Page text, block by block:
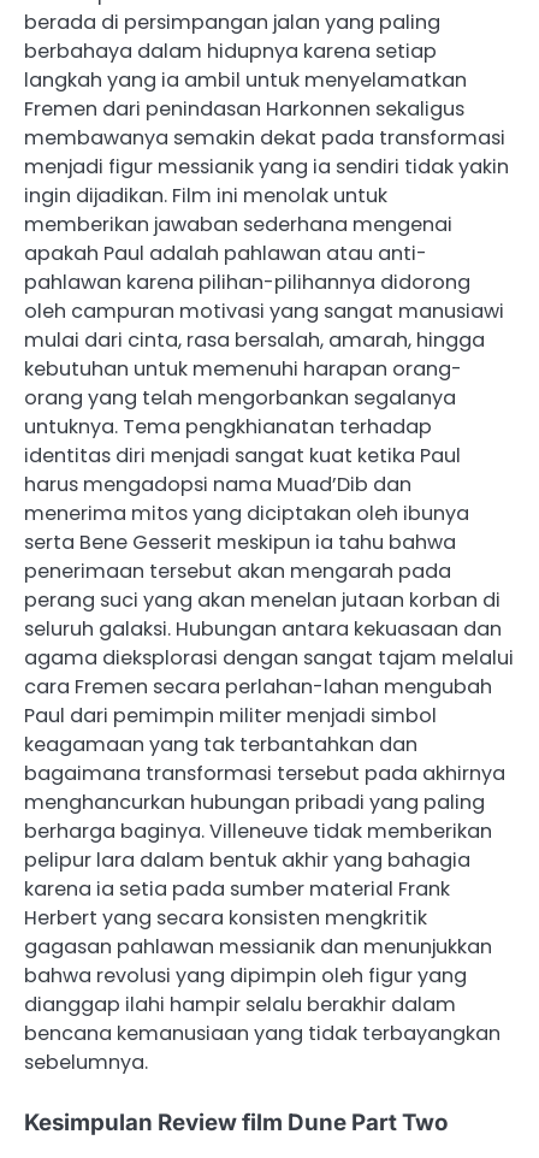
berada di persimpangan jalan yang paling
berbahaya dalam hidupnya karena setiap
langkah yang ia ambil untuk menyelamatkan
Fremen dari penindasan Harkonnen sekaligus
membawanya semakin dekat pada transformasi
menjadi figur messianik yang ia sendiri tidak yakin
ingin dijadikan. Film ini menolak untuk
memberikan jawaban sederhana mengenai
apakah Paul adalah pahlawan atau anti-
pahlawan karena pilihan-pilihannya didorong
oleh campuran motivasi yang sangat manusiawi
mulai dari cinta, rasa bersalah, amarah, hingga
kebutuhan untuk memenuhi harapan orang-
orang yang telah mengorbankan segalanya
untuknya. Tema pengkhianatan terhadap
identitas diri menjadi sangat kuat ketika Paul
harus mengadopsi nama Muad’Dib dan
menerima mitos yang diciptakan oleh ibunya
serta Bene Gesserit meskipun ia tahu bahwa
penerimaan tersebut akan mengarah pada
perang suci yang akan menelan jutaan korban di
seluruh galaksi. Hubungan antara kekuasaan dan
agama dieksplorasi dengan sangat tajam melalui
cara Fremen secara perlahan-lahan mengubah
Paul dari pemimpin militer menjadi simbol
keagamaan yang tak terbantahkan dan
bagaimana transformasi tersebut pada akhirnya
menghancurkan hubungan pribadi yang paling
berharga baginya. Villeneuve tidak memberikan
pelipur lara dalam bentuk akhir yang bahagia
karena ia setia pada sumber material Frank
Herbert yang secara konsisten mengkritik
gagasan pahlawan messianik dan menunjukkan
bahwa revolusi yang dipimpin oleh figur yang
dianggap ilahi hampir selalu berakhir dalam
bencana kemanusiaan yang tidak terbayangkan
sebelumnya.
Kesimpulan Review film Dune Part Two